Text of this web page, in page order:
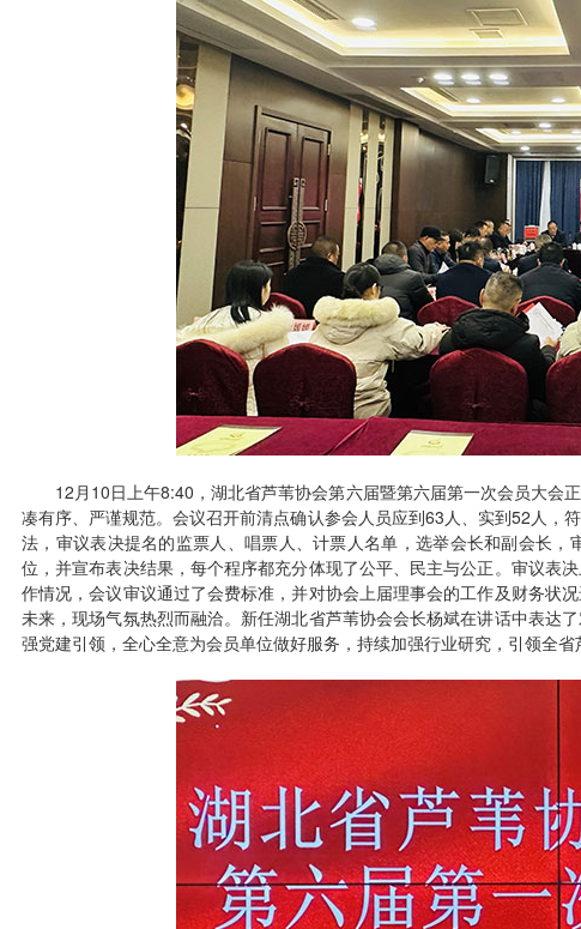
12月10日上午8:40，湖北省芦苇协会第六届暨第六届第一次会员大会
凑有序、严谨规范。会议召开前清点确认参会人员应到63人、实到52人，
法，审议表决提名的监票人、唱票人、计票人名单，选举会长和副会长
位，并宣布表决结果，每个程序都充分体现了公平、民主与公正。审议表
作情况，会议审议通过了会费标准，并对协会上届理事会的工作及财务状
未来，现场气氛热烈而融洽。新任湖北省芦苇协会会长杨斌在讲话中表达
强党建引领，全心全意为会员单位做好服务，持续加强行业研究，引领全